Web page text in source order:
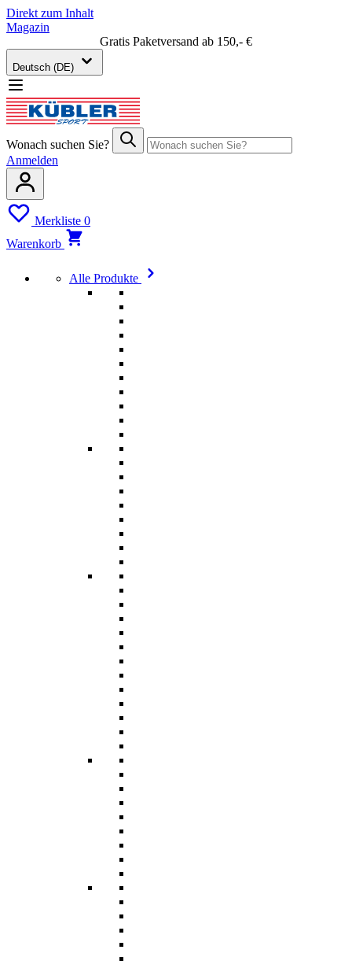
Direkt zum Inhalt
Magazin
Gratis Paketversand ab 150,- €
Deutsch (DE)
Wonach suchen Sie?
Anmelden
Merkliste 0
Warenkorb
Alle Produkte